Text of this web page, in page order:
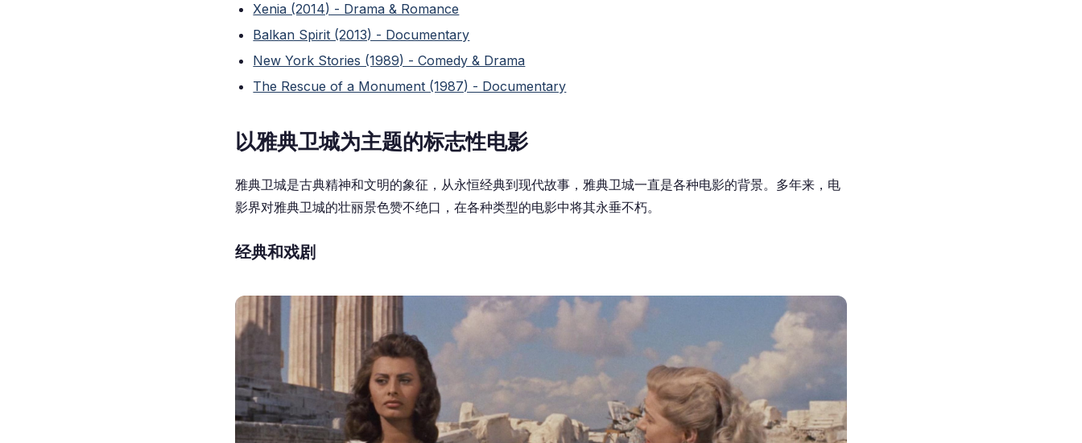
Xenia (2014) - Drama & Romance
Balkan Spirit (2013) - Documentary
New York Stories (1989) - Comedy & Drama
The Rescue of a Monument (1987) - Documentary
以雅典卫城为主题的标志性电影
雅典卫城是古典精神和文明的象征，从永恒经典到现代故事，雅典卫城一直是各种电影的背景。多年来，电
影界对雅典卫城的壮丽景色赞不绝口，在各种类型的电影中将其永垂不朽。
经典和戏剧